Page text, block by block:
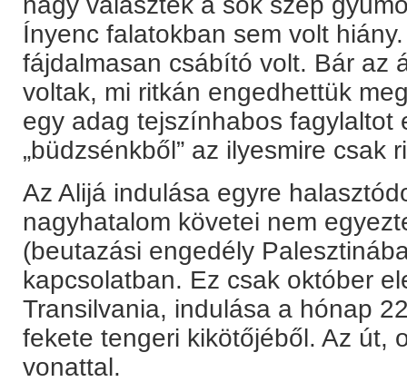
Ínyenc falatokban sem volt
fájdalmasan csábító volt. Bár az
voltak, mi ritkán engedhettük
egy adag tejszínhabos fagylaltot
„büdzsénkből” az ilyesmire csak
Az Alijá indulása egyre
nagyhatalom követei nem
(beutazási engedély
kapcsolatban. Ez csak október
Transilvania, indulása a hónap
fekete tengeri kikötőjéből. Az út,
vonattal.